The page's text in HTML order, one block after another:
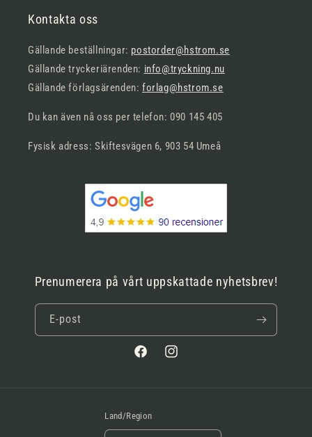
Kontakta oss
Gällande beställningar: postorder@hstrom.se
Gällande tryckeriärenden: info@tryckning.nu
Gällande förlagsärenden:forlag@hstrom.se
Du kan även nå oss per telefon: 090 145 405
Fysisk adress: Skiftesvägen 6, 903 54 Umeå
Prenumerera på vårt uppskattade nyhetsbrev!
E-post
FacebookInstagram
Land/Region